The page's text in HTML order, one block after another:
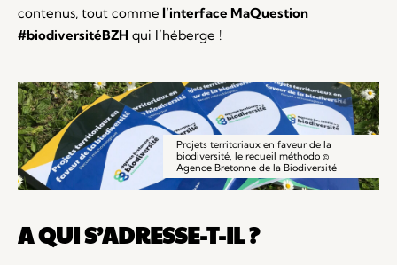
contenus, tout comme l’interface MaQuestion
#biodiversitéBZH qui l’héberge !
Projets territoriaux en faveur de la
biodiversité, le recueil méthodo ©
Agence Bretonne de la Biodiversité
A QUI S’ADRESSE-T-IL ?